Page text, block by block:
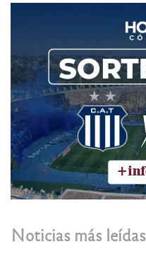
Noticias más leídas